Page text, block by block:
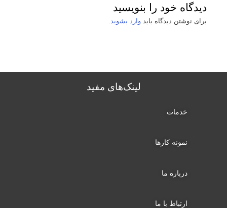
دیدگاه‌ خود را بنویسید
برای نوشتن دیدگاه باید وارد بشوید.
لینک‌های مفید‌
خدمات
نمونه کارها
درباره ما
ارتباط با ما